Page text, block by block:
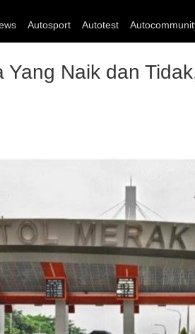
Autosport Autotest
Yang Naik dan